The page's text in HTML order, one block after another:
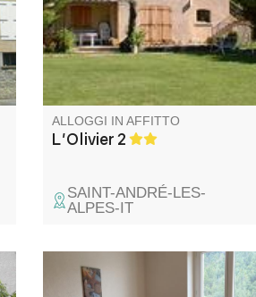
ALLOGGI IN AFFITTO
L'Olivier 2
SAINT-ANDRÉ-LES-
ALPES-IT
L'alloggio, dotato di ogni